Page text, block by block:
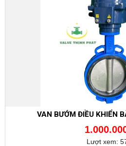
VAN BƯỚM ĐIỀU KHIỂN
Lượt xem: